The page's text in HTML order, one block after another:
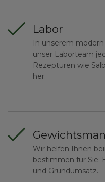
Labor
In unserem
unser Laborteam
Rezepturen wie
her.
Wir helfen Ihnen
bestimmen für Sie:
und Grundumsatz.